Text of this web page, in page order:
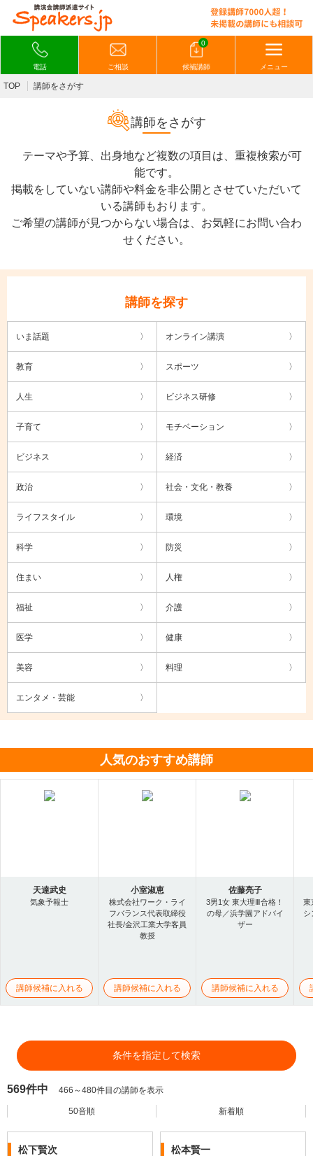
電話 ご相談
0
候補講師 メニュー
TOP 講師をさがす
講師をさがす
テーマや予算、出身地など複数の項目は、重複検索が可
能です。
掲載をしていない講師や料金を非公開とさせていただいて
いる講師もおります。
ご希望の講師が見つからない場合は、お気軽にお問い合わ
せください。
講師を探す
いま話題 オンライン講演
教育 スポーツ
人生 ビジネス研修
子育て モチベーション
ビジネス 経済
政治 社会・文化・教養
ライフスタイル 環境
科学 防災
住まい 人権
福祉 介護
医学 健康
美容 料理
エンタメ・芸能
人気のおすすめ講師
天達武史
気象予報士
講師候補に入れる
小室淑恵
株式会社ワーク・ライ
フバランス代表取締役
社長/金沢工業大学客員
教授
講師候補に入れる
佐藤亮子
3男1女 東大理Ⅲ合格！
の母／浜学園アドバイ
ザー
講師候補に入れる
東
シ
条件を指定して検索
569件中 466～480件目の講師を表示
50音順 新着順
松下賢次 松本賢一